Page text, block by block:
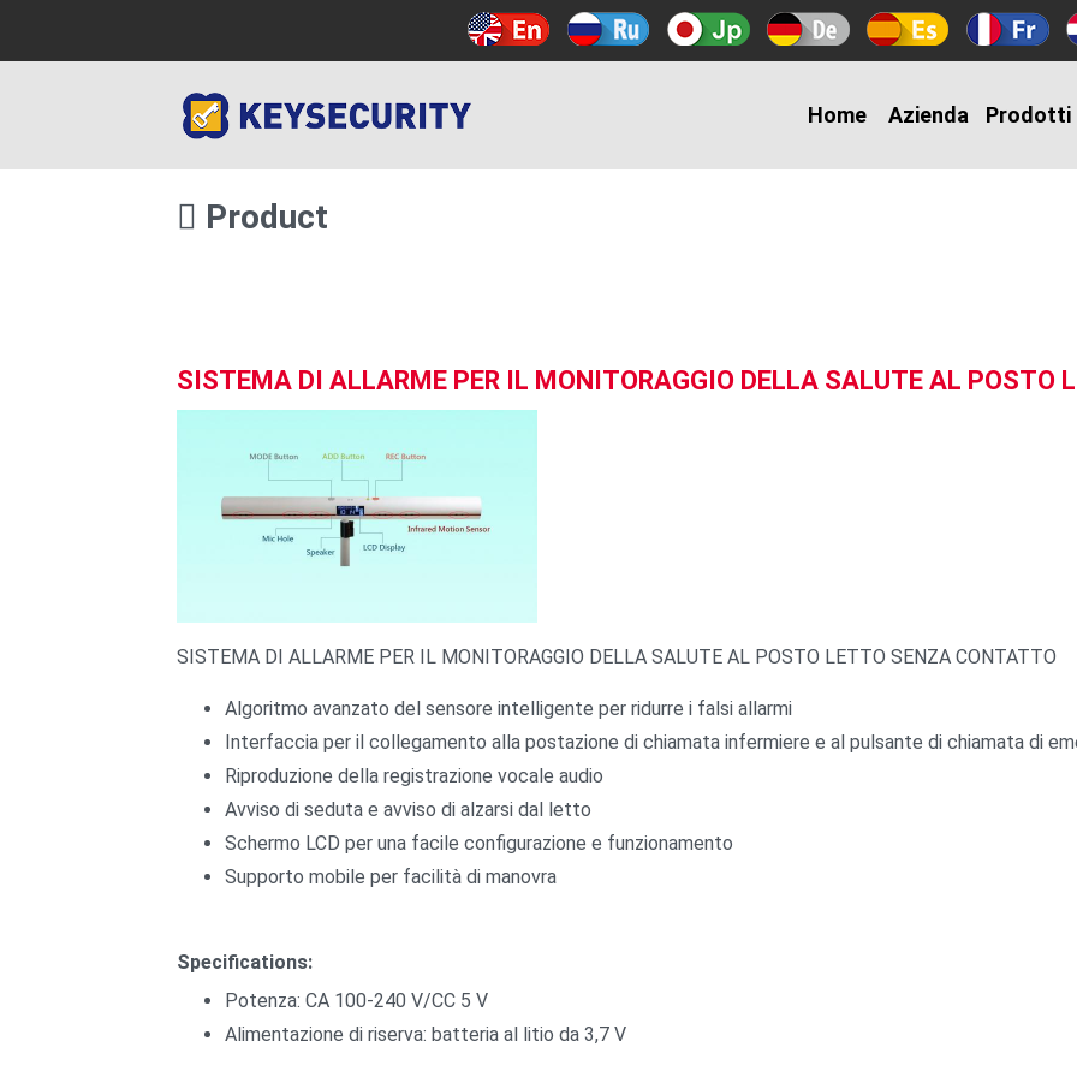
Home Azienda Prodotti
Product
SISTEMA DI ALLARME PER IL MONITORAGGIO DELLA SALUTE AL POSTO
SISTEMA DI ALLARME PER IL MONITORAGGIO DELLA SALUTE AL POSTO LETTO SENZA CONTATTO
Algoritmo avanzato del sensore intelligente per ridurre i falsi allarmi
Interfaccia per il collegamento alla postazione di chiamata infermiere e al pulsante di chiamata di
Riproduzione della registrazione vocale audio
Avviso di seduta e avviso di alzarsi dal letto
Schermo LCD per una facile configurazione e funzionamento
Supporto mobile per facilità di manovra
Specifications:
Potenza: CA 100-240 V/CC 5 V
Alimentazione di riserva: batteria al litio da 3,7 V